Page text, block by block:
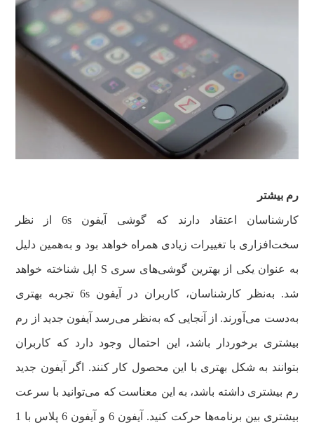
رم بیشتر
کارشناسان اعتقاد دارند که گوشی آیفون 6s از نظر
سخت‌افزاری با تغییرات زیادی همراه خواهد بود و به‌همین دلیل
به عنوان یکی از بهترین گوشی‌های سری S اپل شناخته خواهد
شد. به‌نظر کارشناسان، کاربران در آیفون 6s تجربه بهتری
به‌دست می‌آورند. از آنجایی که به‌نظر می‌رسد آیفون جدید از رم
بیشتری برخوردار باشد، این احتمال وجود دارد که کاربران
بتوانند به شکل بهتری با این محصول کار کنند. اگر آیفون جدید
رم بیشتری داشته باشد، به این معناست که می‌توانید با سرعت
بیشتری بین برنامه‌ها حرکت کنید. آیفون 6 و آیفون 6 پلاس با 1